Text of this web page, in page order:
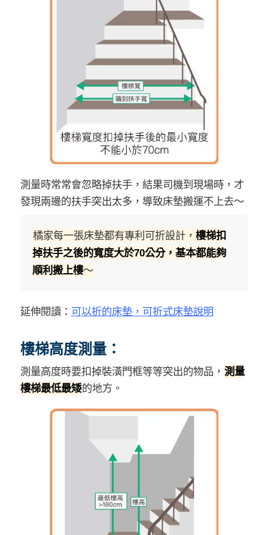
測量時常常會忽略掉扶手，結果司機到現場時，才
發現兩邊的扶手突出太多，導致床墊搬運不上去～
橘家每一張床墊都有專利可折設計， 樓梯扣
掉扶手之後的寬度大於70公分，基本都能夠
順利搬上樓～
延伸閱讀： 可以折的床墊，可折式床墊說明
樓梯高度測量：
測量高度時要扣掉裝潢門框等等突出的物品， 測量
樓梯最低最矮的地方。